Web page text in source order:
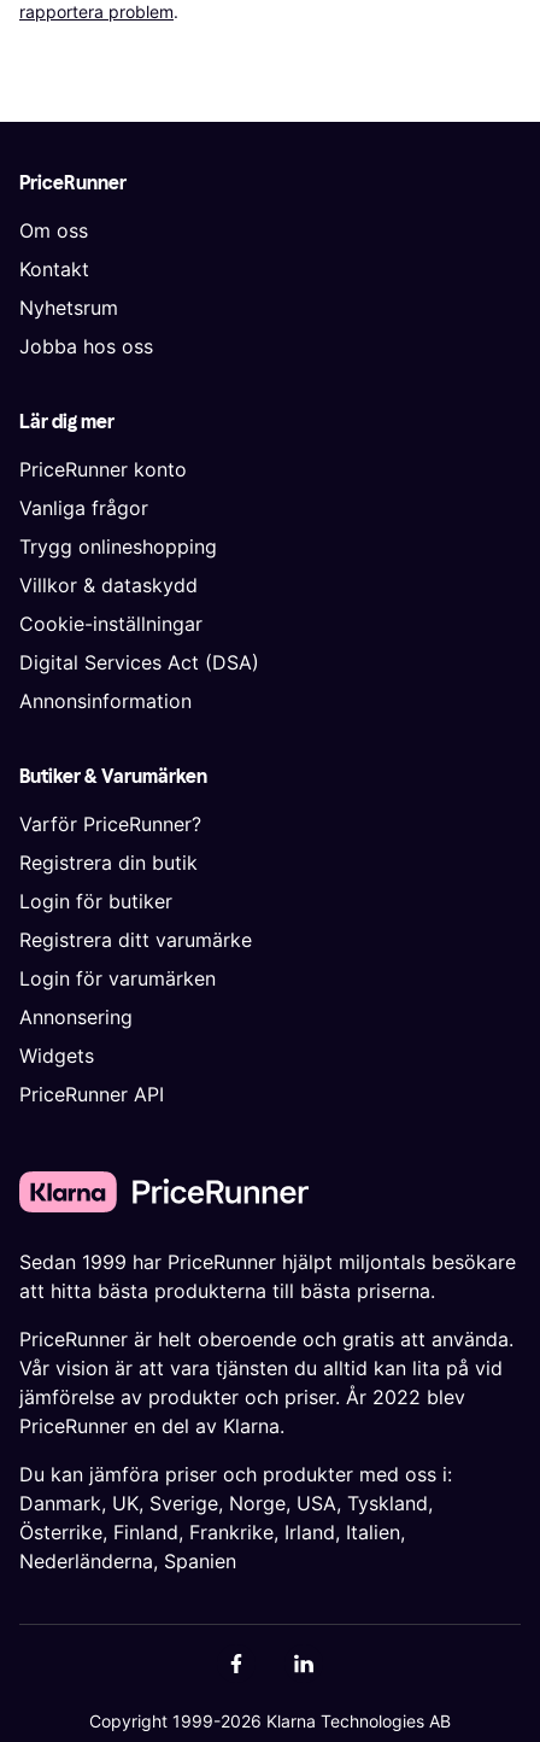
rapportera problem.
PriceRunner
Om oss
Kontakt
Nyhetsrum
Jobba hos oss
Lär dig mer
PriceRunner konto
Vanliga frågor
Trygg onlineshopping
Villkor & dataskydd
Cookie-inställningar
Digital Services Act (DSA)
Annonsinformation
Butiker & Varumärken
Varför PriceRunner?
Registrera din butik
Login för butiker
Registrera ditt varumärke
Login för varumärken
Annonsering
Widgets
PriceRunner API
Sedan 1999 har PriceRunner hjälpt miljontals besökare
att hitta bästa produkterna till bästa priserna.
PriceRunner är helt oberoende och gratis att använda.
Vår vision är att vara tjänsten du alltid kan lita på vid
jämförelse av produkter och priser. År 2022 blev
PriceRunner en del av Klarna.
Du kan jämföra priser och produkter med oss i:
Danmark, UK, Sverige, Norge, USA, Tyskland,
Österrike, Finland, Frankrike, Irland, Italien,
Nederländerna, Spanien
Copyright 1999-2026 Klarna Technologies AB